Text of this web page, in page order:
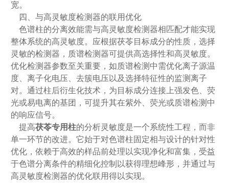
宽。
四、与高灵敏度检测器的联用优化
色谱柱的分离效能需与高灵敏度检测器相匹配才能实现
整体系统的高灵敏度。应根据茯苓目标成分的性质，选择
灵敏的检测器，质谱检测器可提供高选择性和高灵敏度。
优化检测器参数至关重要，如质谱检测中需优化离子源温
度、离子化电压、去簇电压以及选择特征性的监测离子
对。通过柱后衍生化技术，为目标成分连接上强发色、荧
光或易电离的基团，可提升其在紫外、荧光或质谱检测中
的响应信号。
提高茯苓专用柱的分析灵敏度是一个系统性工程，而非
单一环节的改进。它始于对色谱柱固定相与设计的针对性
优化，依赖于高效的样品前处理以实现净化和富集，受益
于色谱分离条件的精细化控制以获得理想峰形，并通过与
高灵敏度检测器的优化联用得以实现。